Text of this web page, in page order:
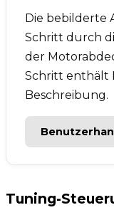
Die
Schritt durch
der
Schritt enthält
Beschreibung.
Tuning-